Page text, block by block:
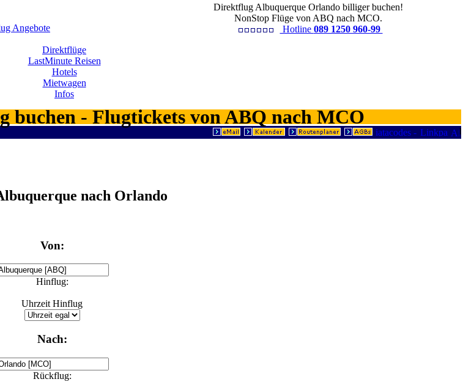
Direktflug Albuquerque Orlando billiger buchen!
NonStop Flüge von ABQ nach MCO.
Hotline 089 1250 960-99
Angebote
Direktflüge
LastMinute Reisen
Hotels
Mietwagen
Infos
- Flugtickets von ABQ nach MCO
nach Orlando
Von:
Hinflug:
Uhrzeit Hinflug
Nach:
Rückflug: